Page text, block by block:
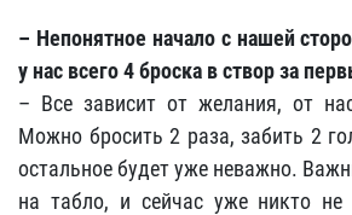
– Непонятное начало с нашей
у нас всего 4 броска в створ за
– Все зависит от желания, от
Можно бросить 2 раза, забить 2
остальное будет уже неважно.
на табло, и сейчас уже никто не